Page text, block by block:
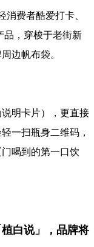
费者酷爱打卡、
品，穿梭于老街新
边帆布袋。
明卡片），更直接
一扫瓶身二维码，
喝到的第一口饮
白说」，品牌将